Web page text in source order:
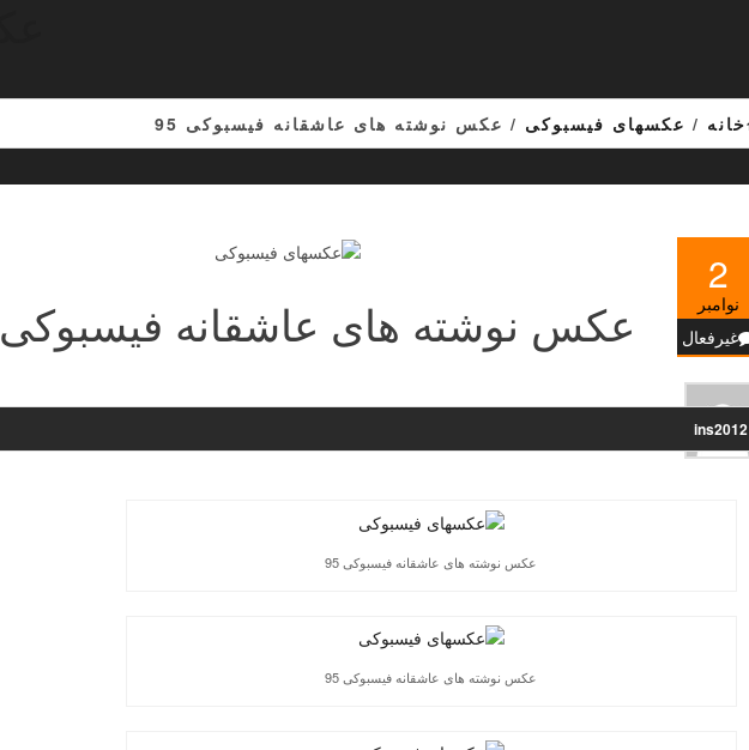
خانه / عکسهای فیسبوکی / عکس نوشته های عاشقانه فیسبوکی 95
2
نوامبر
غیرفعال
عکس نوشته های عاشقانه فیسبوکی 95
ins2012
عکس نوشته های عاشقانه فیسبوکی 95
عکس نوشته های عاشقانه فیسبوکی 95